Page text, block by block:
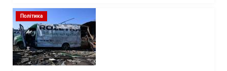
Політика